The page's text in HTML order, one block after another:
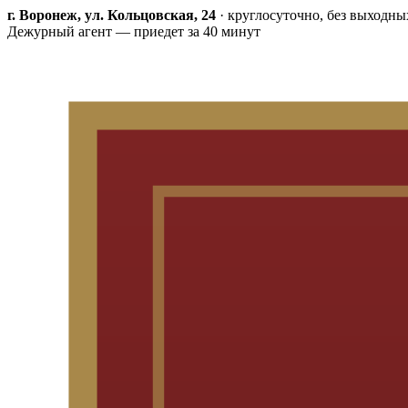
г. Воронеж, ул. Кольцовская, 24 · круглосуточно, без
Дежурный агент — приедет за 40 минут